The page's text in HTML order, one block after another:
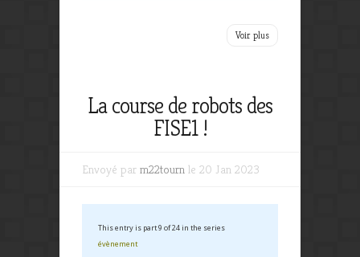
Voir plus
La course de robots des
FISE1 !
Envoyé par m22tourn le 20 Jan 2023
This entry is part 9 of 24 in the series
évènement